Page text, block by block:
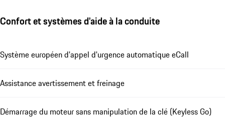
Confort et systèmes d'aide à la conduite
Système européen d'appel d'urgence automatique eCall
Assistance avertissement et freinage
Démarrage du moteur sans manipulation de la clé (Keyless Go)